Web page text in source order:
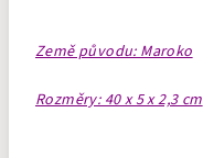
Země původu: Maroko
Rozměry: 40 x 5 x 2,3 cm